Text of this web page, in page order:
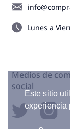
Este sitio
experiencia
Lunes a
Medios de
social